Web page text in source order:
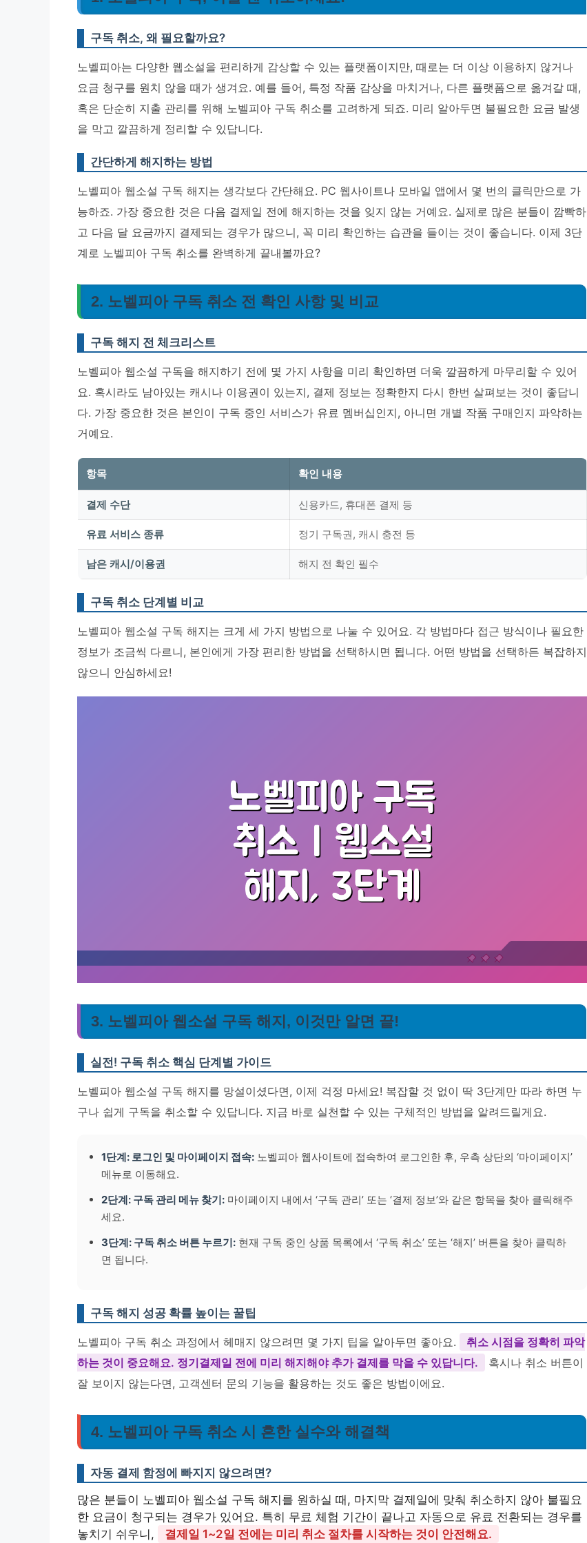
구독 취소, 왜 필요할까요?
노벨피아는 다양한 웹소설을 편리하게 감상할 수 있는 플랫폼이지만, 때로는 더 이상 이용하지 않거나
요금 청구를 원치 않을 때가 생겨요. 예를 들어, 특정 작품 감상을 마치거나, 다른 플랫폼으로 옮겨갈 때,
혹은 단순히 지출 관리를 위해 노벨피아 구독 취소를 고려하게 되죠. 미리 알아두면 불필요한 요금 발생
을 막고 깔끔하게 정리할 수 있답니다.
간단하게 해지하는 방법
노벨피아 웹소설 구독 해지는 생각보다 간단해요. PC 웹사이트나 모바일 앱에서 몇 번의 클릭만으로 가
능하죠. 가장 중요한 것은 다음 결제일 전에 해지하는 것을 잊지 않는 거예요. 실제로 많은 분들이 깜빡하
고 다음 달 요금까지 결제되는 경우가 많으니, 꼭 미리 확인하는 습관을 들이는 것이 좋습니다. 이제 3단
계로 노벨피아 구독 취소를 완벽하게 끝내볼까요?
2. 노벨피아 구독 취소 전 확인 사항 및 비교
구독 해지 전 체크리스트
노벨피아 웹소설 구독을 해지하기 전에 몇 가지 사항을 미리 확인하면 더욱 깔끔하게 마무리할 수 있어
요. 혹시라도 남아있는 캐시나 이용권이 있는지, 결제 정보는 정확한지 다시 한번 살펴보는 것이 좋답니
다. 가장 중요한 것은 본인이 구독 중인 서비스가 유료 멤버십인지, 아니면 개별 작품 구매인지 파악하는
거예요.
항목 확인 내용
결제 수단 신용카드, 휴대폰 결제 등
유료 서비스 종류 정기 구독권, 캐시 충전 등
남은 캐시/이용권 해지 전 확인 필수
구독 취소 단계별 비교
노벨피아 웹소설 구독 해지는 크게 세 가지 방법으로 나눌 수 있어요. 각 방법마다 접근 방식이나 필요한
정보가 조금씩 다르니, 본인에게 가장 편리한 방법을 선택하시면 됩니다. 어떤 방법을 선택하든 복잡하지
않으니 안심하세요!
3. 노벨피아 웹소설 구독 해지, 이것만 알면 끝!
실전! 구독 취소 핵심 단계별 가이드
노벨피아 웹소설 구독 해지를 망설이셨다면, 이제 걱정 마세요! 복잡할 것 없이 딱 3단계만 따라 하면 누
구나 쉽게 구독을 취소할 수 있답니다. 지금 바로 실천할 수 있는 구체적인 방법을 알려드릴게요.
1단계: 로그인 및 마이페이지 접속: 노벨피아 웹사이트에 접속하여 로그인한 후, 우측 상단의 ‘마이페이지’
메뉴로 이동해요.
2단계: 구독 관리 메뉴 찾기: 마이페이지 내에서 ‘구독 관리’ 또는 ‘결제 정보’와 같은 항목을 찾아 클릭해주
세요.
3단계: 구독 취소 버튼 누르기: 현재 구독 중인 상품 목록에서 ‘구독 취소’ 또는 ‘해지’ 버튼을 찾아 클릭하
면 됩니다.
구독 해지 성공 확률 높이는 꿀팁
노벨피아 구독 취소 과정에서 헤매지 않으려면 몇 가지 팁을 알아두면 좋아요.
취소 시점을 정확히 파악
하는 것이 중요해요. 정기결제일 전에 미리 해지해야 추가 결제를 막을 수 있답니다.
혹시나 취소 버튼이
잘 보이지 않는다면, 고객센터 문의 기능을 활용하는 것도 좋은 방법이에요.
4. 노벨피아 구독 취소 시 흔한 실수와 해결책
자동 결제 함정에 빠지지 않으려면?
많은 분들이 노벨피아 웹소설 구독 해지를 원하실 때, 마지막 결제일에 맞춰 취소하지 않아 불필요
한 요금이 청구되는 경우가 있어요. 특히 무료 체험 기간이 끝나고 자동으로 유료 전환되는 경우를
놓치기 쉬우니,
결제일 1~2일 전에는 미리 취소 절차를 시작하는 것이 안전해요.